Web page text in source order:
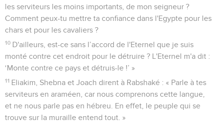
les serviteurs les moins importants, de mon seigneur ?
Comment peux-tu mettre ta confiance dans l'Egypte pour les
chars et pour les cavaliers ?
10 D'ailleurs, est-ce sans l’accord de l'Eternel que je suis
monté contre cet endroit pour le détruire ? L'Eternel m'a dit :
‘Monte contre ce pays et détruis-le !’ »
11 Eliakim, Shebna et Joach dirent à Rabshaké : « Parle à tes
serviteurs en araméen, car nous comprenons cette langue,
et ne nous parle pas en hébreu. En effet, le peuple qui se
trouve sur la muraille entend tout. »